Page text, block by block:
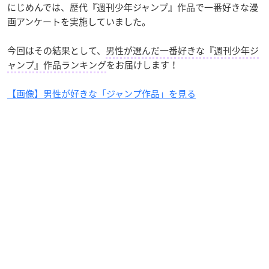
にじめんでは、歴代『週刊少年ジャンプ』作品で一番好きな漫
画アンケートを実施していました。
今回はその結果として、 男性が選んだ一番好きな『週刊少年ジ
ャンプ』作品ランキングをお届けします！
【画像】男性が好きな「ジャンプ作品」を見る